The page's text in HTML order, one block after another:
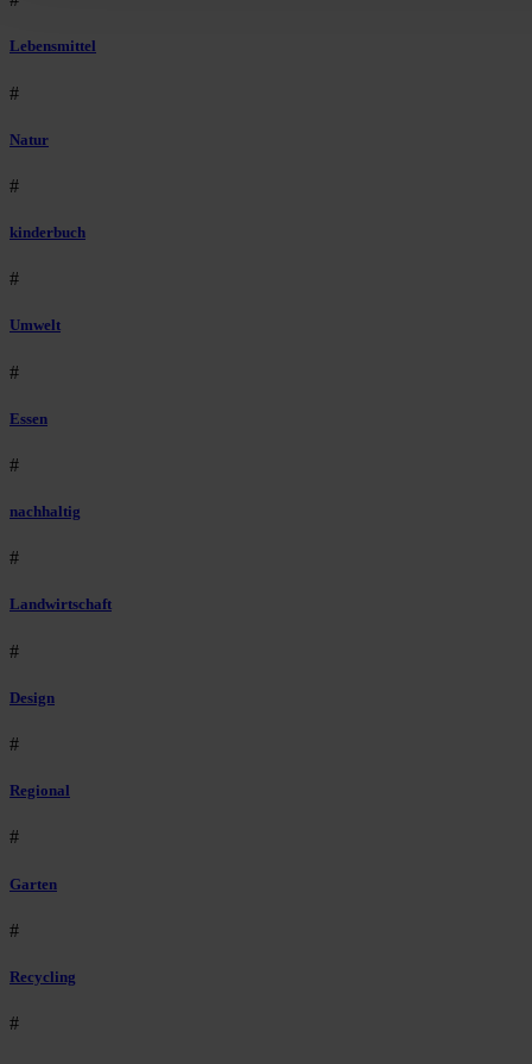
Lebensmittel
#
Natur
#
kinderbuch
#
Umwelt
#
Essen
#
nachhaltig
#
Landwirtschaft
#
Design
#
Regional
#
Garten
#
Recycling
#